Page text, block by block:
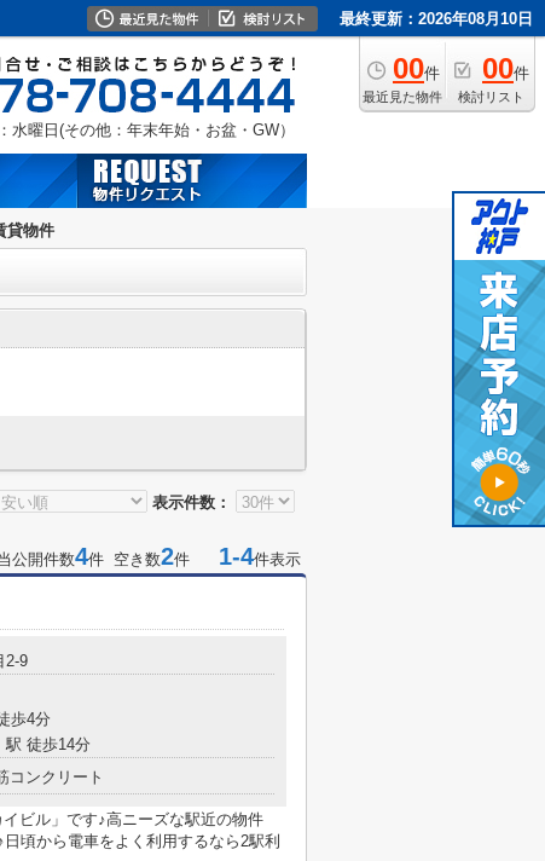
最終更新：2026年08月10日
00件
最近見た物件
00件
検討リスト
水曜日(その他：年末年始・お盆・GW）
貸物件
表示件数：
公開件数4件 空き数2件 1-4件表示
2-9
歩4分
駅 徒歩14分
コンクリート
ビル」です♪高ニーズな駅近の物件
頃から電車をよく利用するなら2駅利